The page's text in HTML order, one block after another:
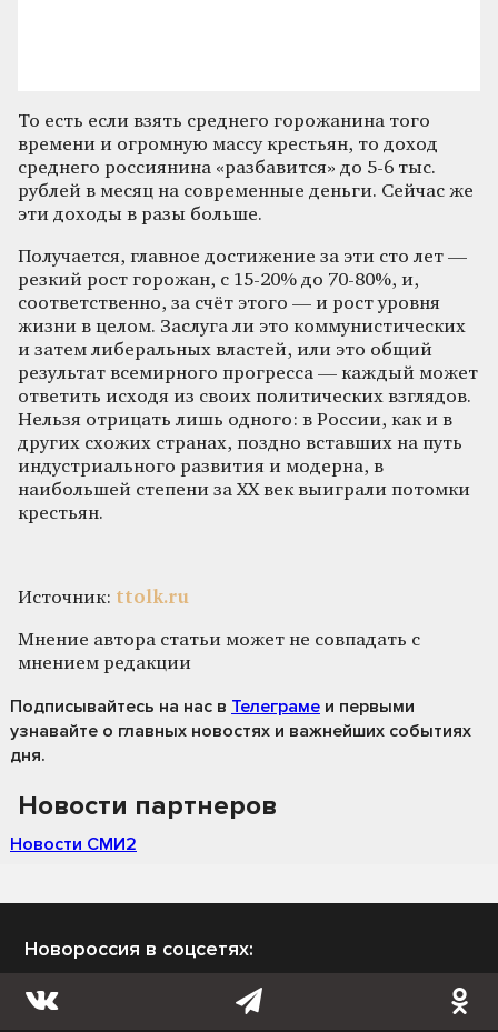
То есть если взять среднего горожанина того
времени и огромную массу крестьян, то доход
среднего россиянина «разбавится» до 5-6 тыс.
рублей в месяц на современные деньги. Сейчас же
эти доходы в разы больше.
Получается, главное достижение за эти сто лет —
резкий рост горожан, с 15-20% до 70-80%, и,
соответственно, за счёт этого — и рост уровня
жизни в целом. Заслуга ли это коммунистических
и затем либеральных властей, или это общий
результат всемирного прогресса — каждый может
ответить исходя из своих политических взглядов.
Нельзя отрицать лишь одного: в России, как и в
других схожих странах, поздно вставших на путь
индустриального развития и модерна, в
наибольшей степени за ХХ век выиграли потомки
крестьян.
Источник: ttolk.ru
Мнение автора статьи может не совпадать с
мнением редакции
Подписывайтесь на нас в Телеграме и первыми
узнавайте о главных новостях и важнейших событиях
дня.
Новости партнеров
Новости СМИ2
Новороссия в соцсетях: